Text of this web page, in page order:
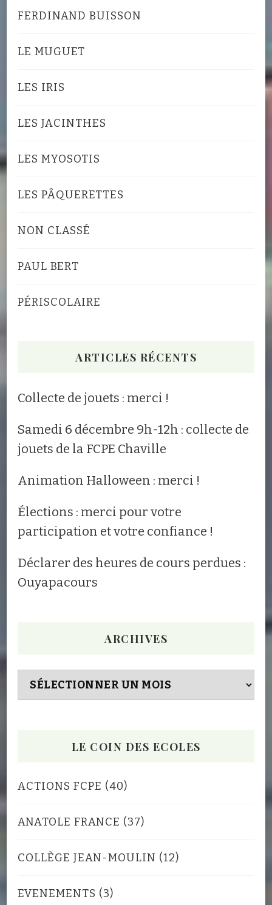
FERDINAND BUISSON
LE MUGUET
LES IRIS
LES JACINTHES
LES MYOSOTIS
LES PÂQUERETTES
NON CLASSÉ
PAUL BERT
PÉRISCOLAIRE
ARTICLES RÉCENTS
Collecte de jouets : merci !
Samedi 6 décembre 9h-12h : collecte de
jouets de la FCPE Chaville
Animation Halloween : merci !
Élections : merci pour votre
participation et votre confiance !
Déclarer des heures de cours perdues :
Ouyapacours
ARCHIVES
Archives
LE COIN DES ECOLES
ACTIONS FCPE (40)
ANATOLE FRANCE (37)
COLLÈGE JEAN-MOULIN (12)
EVENEMENTS (3)